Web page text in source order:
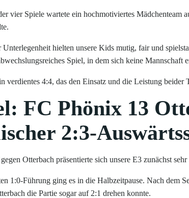
vier Spiele wartete ein hochmotiviertes Mädchenteam
hielten unsere Kids mutig, fair und
Spiel, in dem sich keine Mannschaft
verdientes 4:4, das den Einsatz und die Leistung beider
FC Phönix 13
2:3-
Otterbach präsentierte sich unsere E3 zunächst
1:0-Führung ging es in die Halbzeitpause. Nach dem
die Partie sogar auf 2:1 drehen konnte.